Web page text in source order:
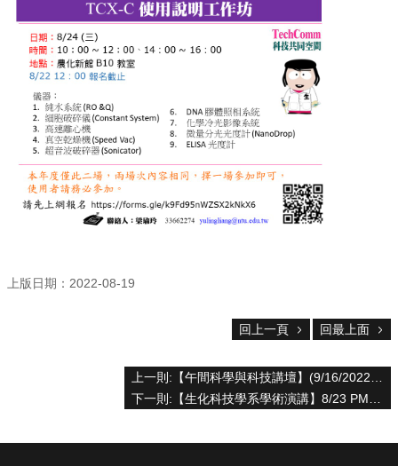
會
動
態
資
上版日期：2022-08-19
回上一頁 回最上面